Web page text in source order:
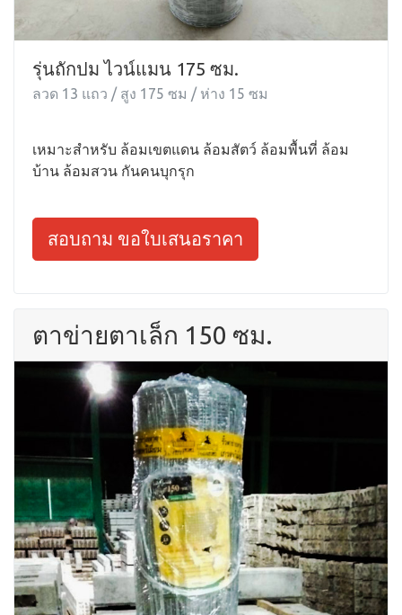
รุ่นถักปม ไวน์แมน 175 ซม.
ลวด 13 แถว / สูง 175 ซม / ห่าง 15 ซม
เหมาะสำหรับ ล้อมเขตแดน ล้อมสัตว์ ล้อมพื้นที่ ล้อม
บ้าน ล้อมสวน กันคนบุกรุก
สอบถาม ขอใบเสนอราคา
ตาข่ายตาเล็ก 150 ซม.